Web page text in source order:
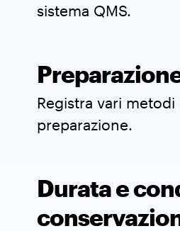
sistema QMS.
Registra vari metodi
preparazione.
Durata e